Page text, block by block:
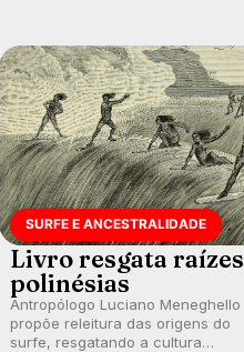
SURFE E ANCESTRALIDADE
Livro resgata raízes
polinésias
Antropólogo Luciano Meneghello
propõe releitura das origens do
surfe, resgatando a cultura